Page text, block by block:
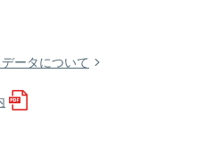
ータについて